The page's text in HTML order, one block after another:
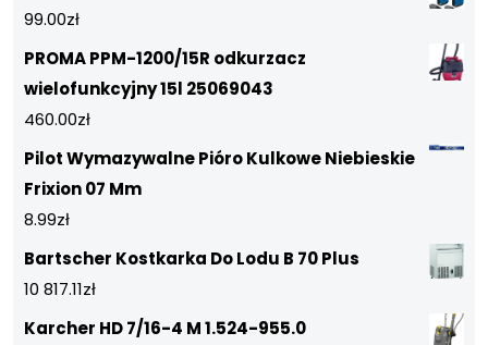
99.00zł
PROMA PPM-1200/15R odkurzacz
wielofunkcyjny 15l 25069043
460.00zł
Pilot Wymazywalne Pióro Kulkowe Niebieskie
Frixion 07 Mm
8.99zł
Bartscher Kostkarka Do Lodu B 70 Plus
10 817.11zł
Karcher HD 7/16-4 M 1.524-955.0